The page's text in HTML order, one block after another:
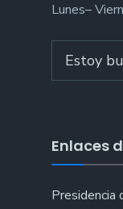
Lunes–
for:
Enlaces
Presidencia